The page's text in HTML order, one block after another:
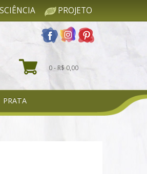
PROJETO
0 - R$ 0,00
PRATA